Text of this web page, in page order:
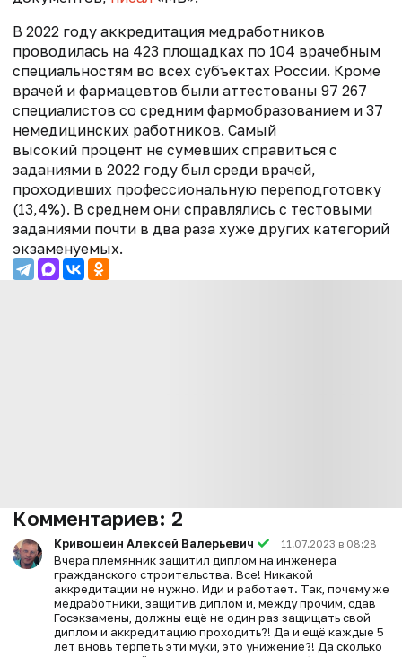
В 2022 году аккредитация медработников
проводилась на 423 площадках по 104 врачебным
специальностям во всех субъектах России. Кроме
врачей и фармацевтов были аттестованы 97 267
специалистов со средним фармобразованием и 37
немедицинских работников. Самый
высокий процент не сумевших справиться с
заданиями в 2022 году был среди врачей,
проходивших профессиональную переподготовку
(13,4%). В среднем они справлялись с тестовыми
заданиями почти в два раза хуже других категорий
экзаменуемых.
Комментариев: 2
Кривошеин Алексей Валерьевич 11.07.2023 в 08:28
Вчера племянник защитил диплом на инженера
гражданского строительства. Все! Никакой
аккредитации не нужно! Иди и работает. Так, почему же
медработники, защитив диплом и, между прочим, сдав
Госэкзамены, должны ещё не один раз защищать свой
диплом и аккредитацию проходить?! Да и ещё каждые 5
лет вновь терпеть эти муки, это унижение?! Да сколько